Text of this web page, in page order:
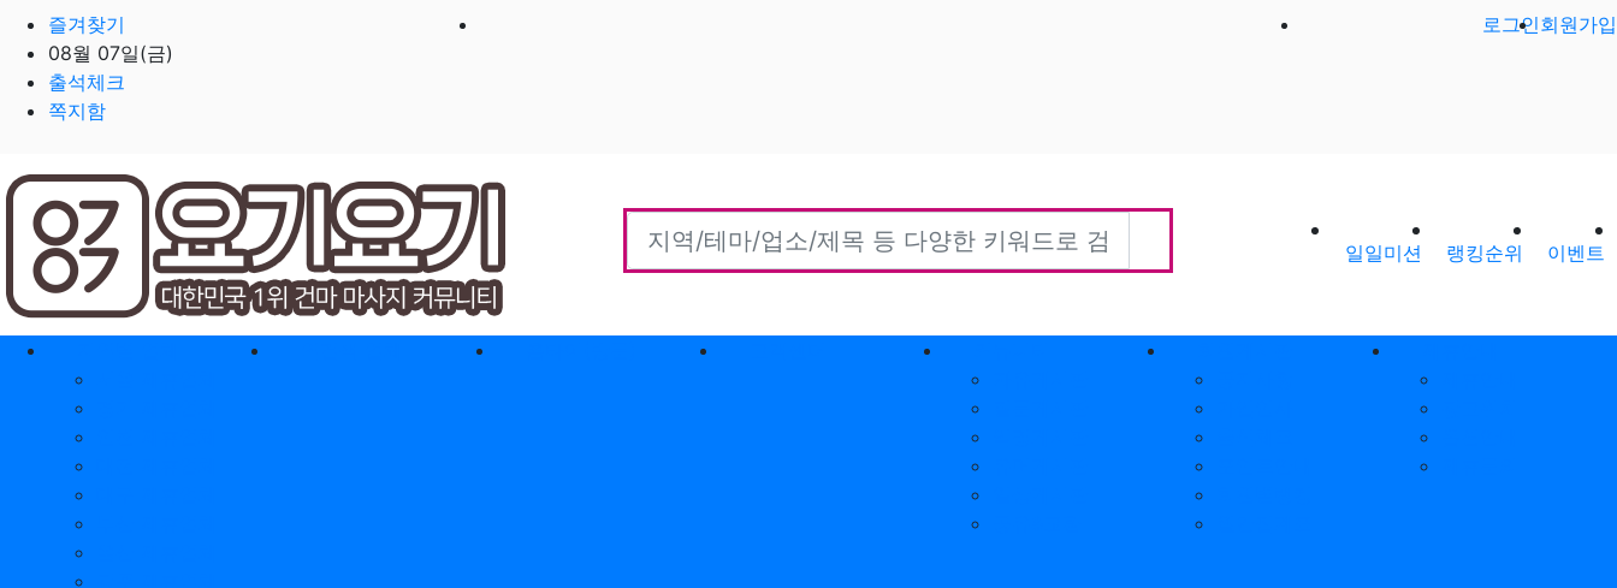
즐겨찾기
08월 07일(금)
출석체크
쪽지함
로그인회원가입
일일미션 랭킹순위 이벤트
홈으로